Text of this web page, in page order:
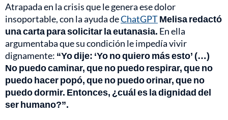
Atrapada en la crisis que le genera ese dolor
insoportable, con la ayuda deChatGPTMelisa redactó
una carta para solicitar la eutanasia. En ella
argumentaba que su condición le impedía vivir
dignamente: “Yo dije: ‘Yo no quiero más esto’ (…)
No puedo caminar, que no puedo respirar, que no
puedo hacer popó, que no puedo orinar, que no
puedo dormir. Entonces, ¿cuál es la dignidad del
ser humano?”.